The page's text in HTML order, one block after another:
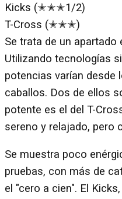
Kicks (✭✭✭1/2)
T-Cross (✭✭✭)
Se trata de un apartado
Utilizando tecnologías
potencias varían desde
caballos. Dos de ellos
potente es el del T-
sereno y relajado, pero
Se muestra poco
pruebas, con más de
el "cero a cien". El